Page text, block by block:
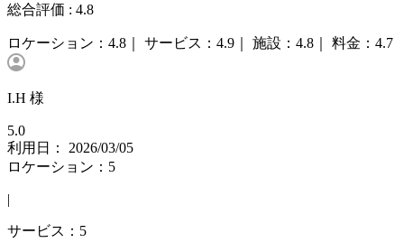
総合評価 : 4.8
ロケーション： 4.8｜ サービス： 4.9｜ 施設： 4.8｜ 料金： 4.7
I.H 様
5.0
利用日： 2026/03/05
ロケーション：5
|
サービス：5